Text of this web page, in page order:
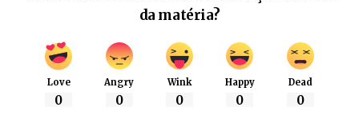
da matéria?
Love
0
Angry
0
Wink
0
Happy
0
Dead
0